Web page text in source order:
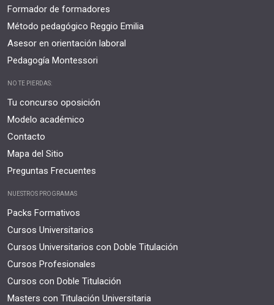
Formador de formadores
Método pedagógico Reggio Emilia
Asesor en orientación laboral
Pedagogía Montessori
NO TE PIERDAS:
Tu concurso oposición
Modelo académico
Contacto
Mapa del Sitio
Preguntas Frecuentes
NUESTROS PROGRAMAS
Packs Formativos
Cursos Universitarios
Cursos Universitarios con Doble Titulación
Cursos Profesionales
Cursos con Doble Titulación
Masters con Titulación Universitaria